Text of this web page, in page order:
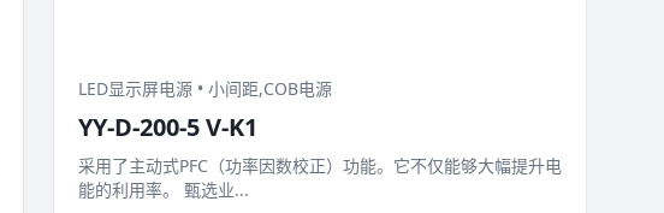
LED显示屏电源 • 小间距,COB电源
YY-D-200-5 V-K1
采用了主动式PFC（功率因数校正）功能。它不仅能够大幅提升电
能的利用率。 甄选业...